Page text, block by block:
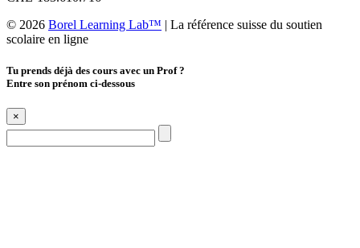
© 2026 Borel Learning Lab™ | La référence suisse du soutien
scolaire en ligne
Tu prends déjà des cours avec un Prof ?
Entre son prénom ci-dessous
×